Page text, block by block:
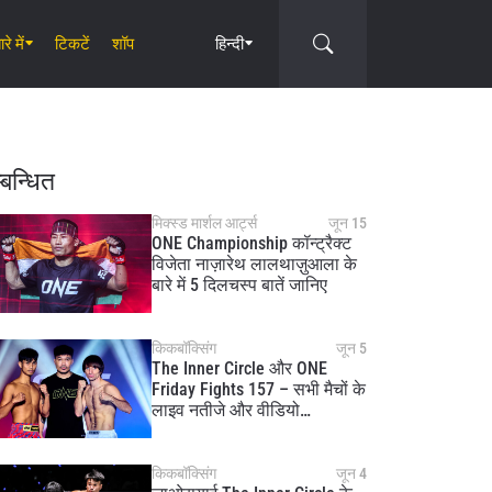
में टिकटें शॉप हिन्दी
मिक्स्ड मार्शल आर्ट्स जून 15
ONE Championship कॉन्ट्रैक्ट
विजेता नाज़ारेथ लालथाज़ुआला के
बारे में 5 दिलचस्प बातें जानिए
किकबॉक्सिंग जून 5
The Inner Circle और ONE
Friday Fights 157 – सभी मैचों के
लाइव नतीजे और वीडियो
किकबॉक्सिंग जून 4